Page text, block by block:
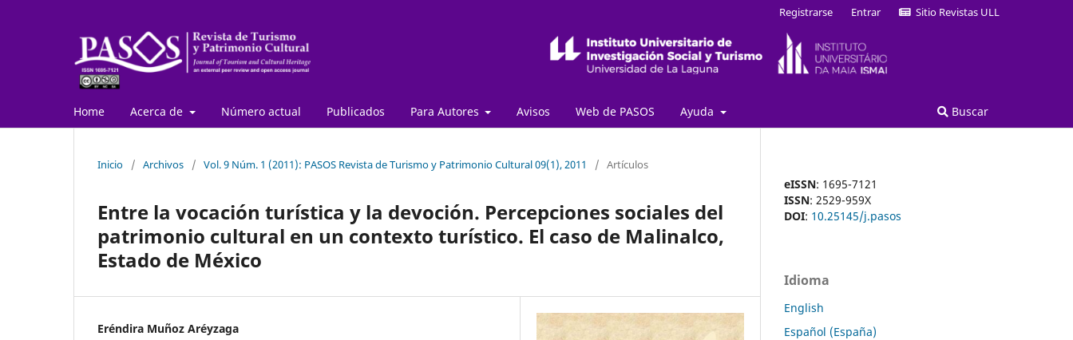
Home Acerca de Número actual Publicados Para Autores Avisos Web de PASOS Ayuda Buscar
Registrarse Entrar Sitio Revistas ULL
Inicio / Archivos / Vol. 9 Núm. 1 (2011): PASOS Revista de Turismo y Patrimonio Cultural 09(1), 2011 / Artículos
Entre la vocación turística y la devoción. Percepciones sociales del
patrimonio cultural en un contexto turístico. El caso de Malinalco,
Estado de México
Eréndira Muñoz Aréyzaga
eISSN: 1695-7121
ISSN: 2529-959X
DOI: 10.25145/j.pasos
Idioma
English
Español (España)